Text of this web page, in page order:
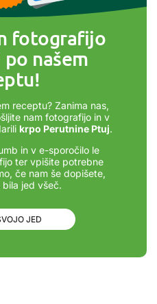
fotografijo
našem
receptu? Zanima nas,
nam fotografijo in v
krpo Perutnine Ptuj.
in v e-sporočilo le
ter vpišite potrebne
če nam še dopišete,
jed všeč.
JED